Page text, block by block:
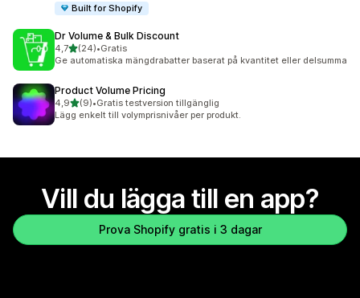
Built for Shopify
Dr Volume & Bulk Discount
4,7av 5 stjärnor
(24)
24 recensioner totalt
•Gratis
Ge automatiska mängdrabatter baserat på kvantitet eller delsumma
Product Volume Pricing
4,9av 5 stjärnor
(9)
9 recensioner totalt
•Gratis testversion tillgänglig
Lägg enkelt till volymprisnivåer per produkt.
Vill du lägga till en app?
Prova Shopify gratis i 3 dagar